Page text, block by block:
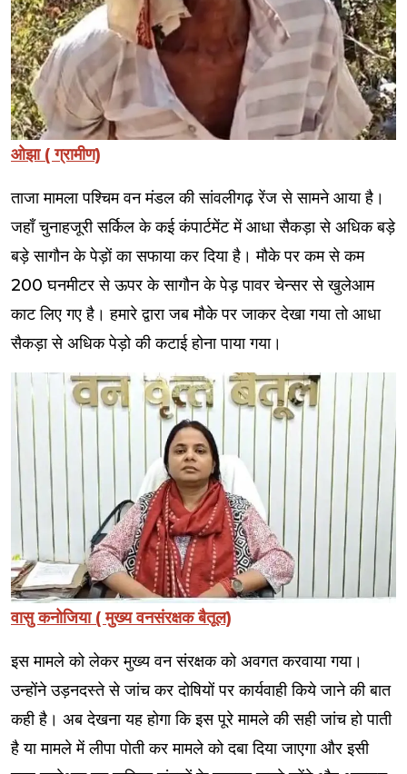
ओझा ( ग्रामीण)
ताजा मामला पश्चिम वन मंडल की सांवलीगढ़ रेंज से सामने आया है।
जहाँ चुनाहजूरी सर्किल के कई कंपार्टमेंट में आधा सैकड़ा से अधिक बड़े
बड़े सागौन के पेड़ों का सफाया कर दिया है। मौके पर कम से कम
200 घनमीटर से ऊपर के सागौन के पेड़ पावर चेन्सर से खुलेआम
काट लिए गए है। हमारे द्वारा जब मौके पर जाकर देखा गया तो आधा
सैकड़ा से अधिक पेड़ो की कटाई होना पाया गया।
वासु कनोजिया ( मुख्य वनसंरक्षक बैतूल)
इस मामले को लेकर मुख्य वन संरक्षक को अवगत करवाया गया।
उन्होंने उड़नदस्ते से जांच कर दोषियों पर कार्यवाही किये जाने की बात
कही है। अब देखना यह होगा कि इस पूरे मामले की सही जांच हो पाती
है या मामले में लीपा पोती कर मामले को दबा दिया जाएगा और इसी